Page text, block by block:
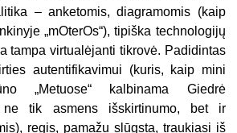
– anketomis, diagramomis (kaip
„mOterOs“), tipiška technologijų
tampa virtualėjanti tikrovė. Padidintas
autentifikavimui (kuris, kaip mini
„Metuose“ kalbinama Giedrė
ne tik asmens išskirtinumo, bet ir
regis, pamažu slūgsta, traukiasi iš